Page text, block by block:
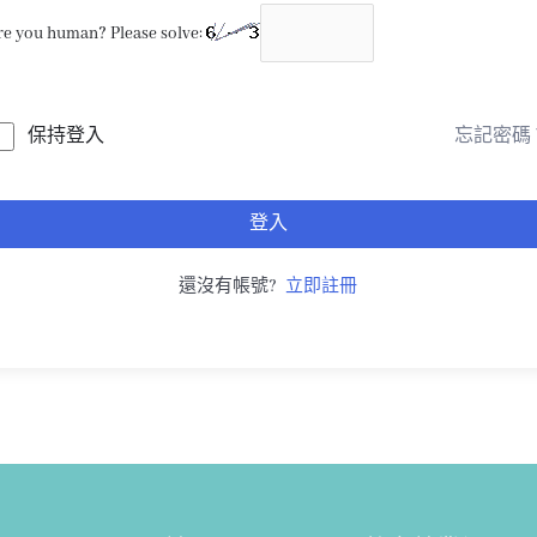
you human? Please solve:
保持登入 忘記密碼
登入
還沒有帳號? 立即註冊